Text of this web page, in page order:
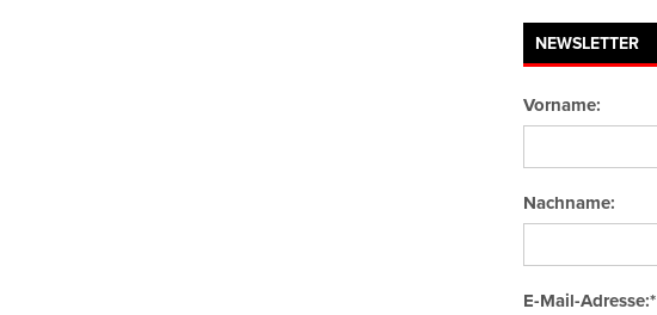
NEWSLETTER
Vorname:
Nachname:
E-Mail-Adresse:*